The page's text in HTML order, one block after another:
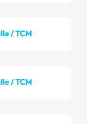
/ TCM
/ TCM